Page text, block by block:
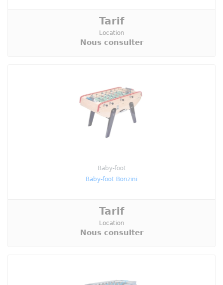
Tarif
Location
Nous consulter
Baby-foot
Baby-foot Bonzini
Tarif
Location
Nous consulter